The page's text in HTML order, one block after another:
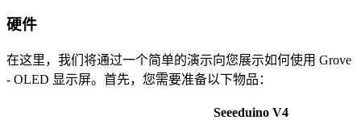
硬件
在这里，我们将通过一个简单的演示向您展示如何使用 Grove
- OLED 显示屏。首先，您需要准备以下物品：
Seeeduino V4